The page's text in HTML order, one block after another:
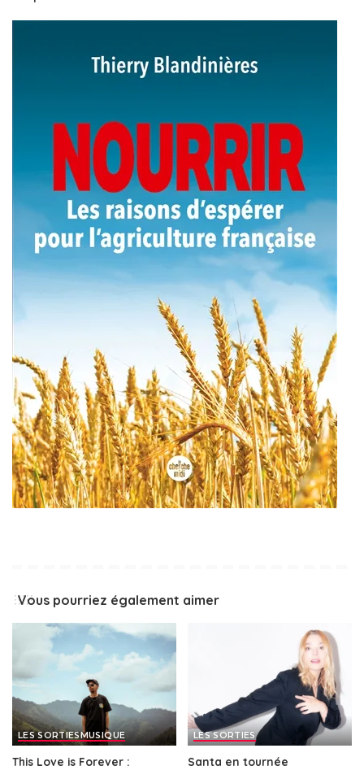
Vous pourriez également aimer
LES SORTIESMUSIQUE
This Love is Forever :
LES SORTIES
Santa en tournée